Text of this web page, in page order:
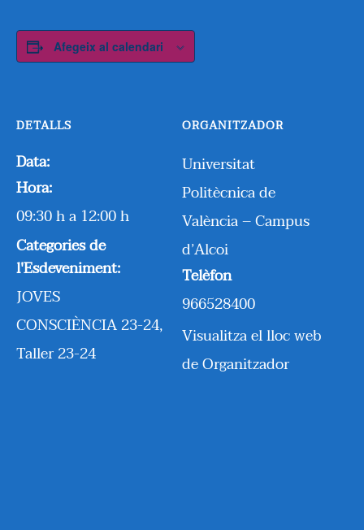
Afegeix al calendari
DETALLS
Data:
Hora:
09:30 h a 12:00 h
Categories de
l'Esdeveniment:
JOVES
CONSCIÈNCIA 23-24,
Taller 23-24
ORGANITZADOR
Universitat
Politècnica de
València – Campus
d’Alcoi
Telèfon
966528400
Visualitza el lloc web
de Organitzador